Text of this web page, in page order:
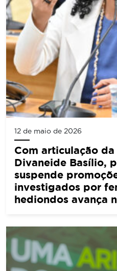
12 de maio de 2026
Com articulação
Divaneide Basílio,
suspende
investigados por
hediondos avança